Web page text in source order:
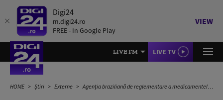
Digi24
m.digi24.ro
FREE - In Google Play
VIEW
LIVE FM LIVE TV
HOME Știri Externe Agenția braziliană de reglementare a medicamentelor a respins aprobarea vaccinului rusesc Sputnik: „Nu avem date suficiente”